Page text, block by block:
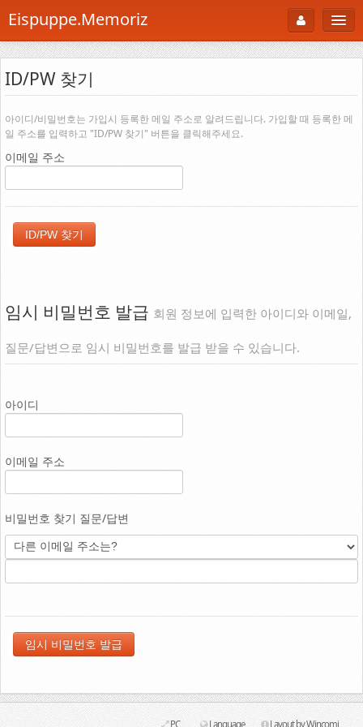
Eispuppe.Memoriz
About
AboutTori
Photo
B Cut
Portfolio
공부방
ID/PW 찾기
아이디/비밀번호는 가입시 등록한 메일 주소로 알려드립니다. 가입할 때 등록한 메
일 주소를 입력하고 "ID/PW 찾기" 버튼을 클릭해주세요.
이메일 주소
임시 비밀번호 발급 회원 정보에 입력한 아이디와 이메일,
질문/답변으로 임시 비밀번호를 발급 받을 수 있습니다.
아이디
이메일 주소
비밀번호 찾기 질문/답변
PC Language Layout by Wincomi